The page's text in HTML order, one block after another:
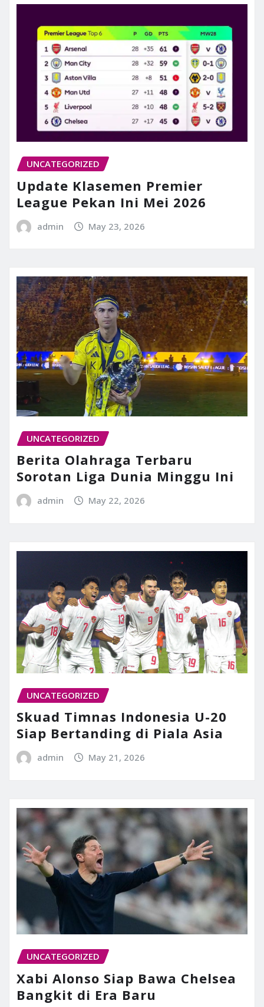
UNCATEGORIZED
Update Klasemen Premier
League Pekan Ini Mei 2026
admin May 23, 2026
UNCATEGORIZED
Berita Olahraga Terbaru
Sorotan Liga Dunia Minggu Ini
admin May 22, 2026
UNCATEGORIZED
Skuad Timnas Indonesia U-20
Siap Bertanding di Piala Asia
admin May 21, 2026
UNCATEGORIZED
Xabi Alonso Siap Bawa Chelsea
Bangkit di Era Baru